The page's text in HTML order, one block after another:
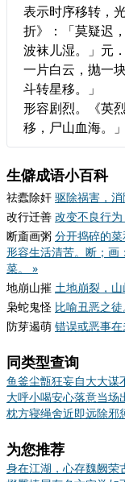
表示时序移转，
折》：「莫疑迟
波袜儿湿。」元
一片白云，抛一
斗转星移。」
形容剧烈。《英
移，尸山血海。」
生僻成语小百科
祛蠹除奸 驱除祸害，
改行迁善 改变不良行为
断齑画粥 分开捣碎的菜
形容生活清苦。断；画
菜。 »
地崩山摧 土地崩裂，
枭蛇鬼怪 比喻丑恶之
防芽遏萌 错误或恶事
同类型查询
鱼釜尘甑狂妄自大大谋
大呼小喝安心落意当场
枕方寝绳舍近即远除邪
为您推荐
身在江湖，心存魏阙荣